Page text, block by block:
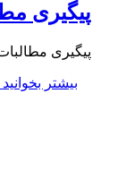
پیگیری
پیگیری
بیشتر